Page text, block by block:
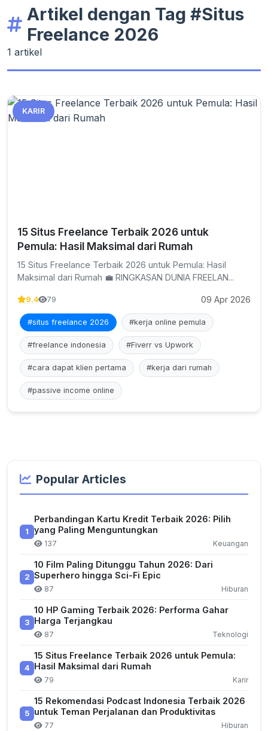
Artikel dengan Tag #Situs
Freelance 2026
1 artikel
KARIR
15 Situs Freelance Terbaik 2026 untuk
Pemula: Hasil Maksimal dari Rumah
15 Situs Freelance Terbaik 2026 untuk Pemula: Hasil
Maksimal dari Rumah 💼 RINGKASAN DUNIA FREELAN...
9.4 79 09 Apr 2026
#situs freelance 2026 #kerja online pemula
#freelance indonesia #Fiverr vs Upwork
#cara dapat klien pertama #kerja dari rumah
#passive income online
Popular Articles
1
Perbandingan Kartu Kredit Terbaik 2026: Pilih
yang Paling Menguntungkan
137 Keuangan
2
10 Film Paling Ditunggu Tahun 2026: Dari
Superhero hingga Sci-Fi Epic
87 Hiburan
3
10 HP Gaming Terbaik 2026: Performa Gahar
Harga Terjangkau
87 Teknologi
4
15 Situs Freelance Terbaik 2026 untuk Pemula:
Hasil Maksimal dari Rumah
79 Karir
5
15 Rekomendasi Podcast Indonesia Terbaik 2026
untuk Teman Perjalanan dan Produktivitas
77 Hiburan